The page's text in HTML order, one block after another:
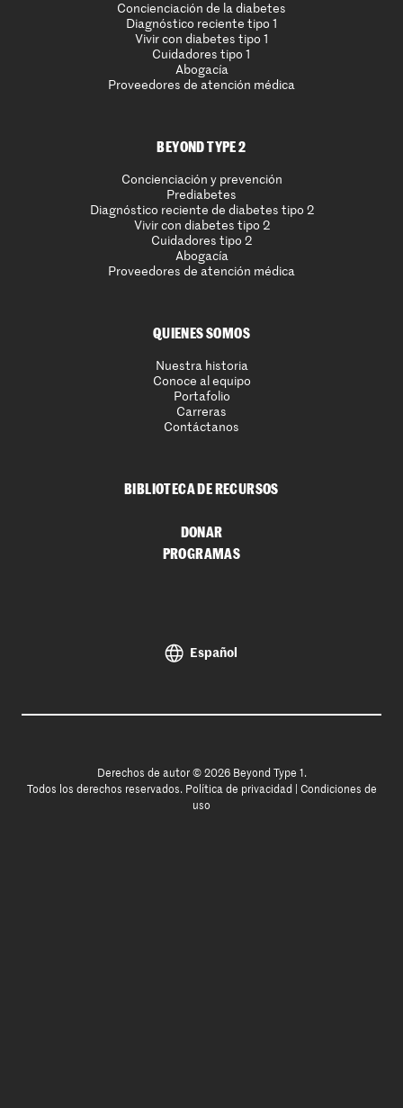
Concienciación de la diabetes
Diagnóstico reciente tipo 1
Vivir con diabetes tipo 1
Cuidadores tipo 1
Abogacía
Proveedores de atención médica
BEYOND TYPE 2
Concienciación y prevención
Prediabetes
Diagnóstico reciente de diabetes tipo 2
Vivir con diabetes tipo 2
Cuidadores tipo 2
Abogacía
Proveedores de atención médica
QUIENES SOMOS
Nuestra historia
Conoce al equipo
Portafolio
Carreras
Contáctanos
BIBLIOTECA DE RECURSOS
DONAR
PROGRAMAS
Español
Derechos de autor © 2026 Beyond Type 1.
Todos los derechos reservados. Política de privacidad
Condiciones de
uso